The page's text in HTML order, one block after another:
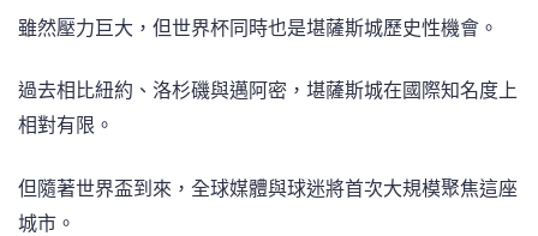
雖然壓力巨大，但世界杯同時也是堪薩斯城歷史性機會。
過去相比紐約、洛杉磯與邁阿密，堪薩斯城在國際知名度上
相對有限。
但隨著世界盃到來，全球媒體與球迷將首次大規模聚焦這座
城市。